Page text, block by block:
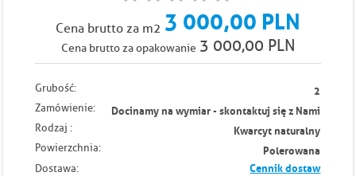
Cena brutto za m2 3 000,00 PLN
Cena brutto za opakowanie 3 000,00 PLN
Grubość: 2
Zamówienie: Docinamy na wymiar - skontaktuj się z Nami
Rodzaj : Kwarcyt naturalny
Powierzchnia: Polerowana
Dostawa: Cennik dostaw